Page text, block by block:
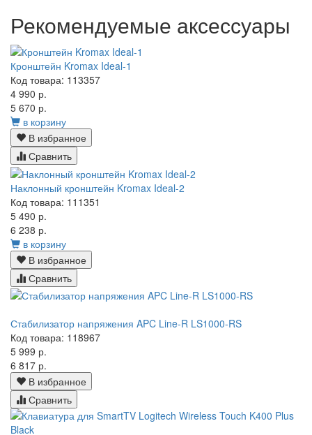
Рекомендуемые аксессуары
Кронштейн Kromax Ideal-1
Код товара: 113357
4 990 р.
5 670 р.
в корзину
В избранное
Сравнить
Наклонный кронштейн Kromax Ideal-2
Код товара: 111351
5 490 р.
6 238 р.
в корзину
В избранное
Сравнить
Стабилизатор напряжения APC Line-R LS1000-RS
Код товара: 118967
5 999 р.
6 817 р.
В избранное
Сравнить